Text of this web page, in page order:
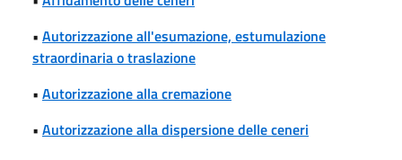
• Autorizzazione all'esumazione, estumulazione
straordinaria o traslazione
• Autorizzazione alla cremazione
• Autorizzazione alla dispersione delle ceneri